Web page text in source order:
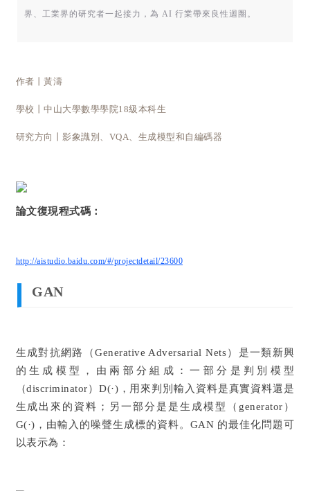
界、工業界的研究者一起接力，為 AI 行業帶來良性迴圈。
作者丨黃濤
學校丨中山大學數學學院18級本科生
研究方向丨影象識別、VQA、生成模型和自編碼器
論文復現程式碼：
http://aistudio.baidu.com/#/projectdetail/23600
GAN
生成對抗網路（Generative Adversarial Nets）是一類新興
的生成模型，由兩部分組成：一部分是判別模型
（discriminator）D(·)，用來判別輸入資料是真實資料還是
生成出來的資料；另一部分是是生成模型（generator）
G(·)，由輸入的噪聲生成標的資料。GAN 的最佳化問題可
以表示為：